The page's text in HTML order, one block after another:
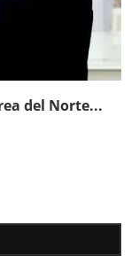
del Norte...